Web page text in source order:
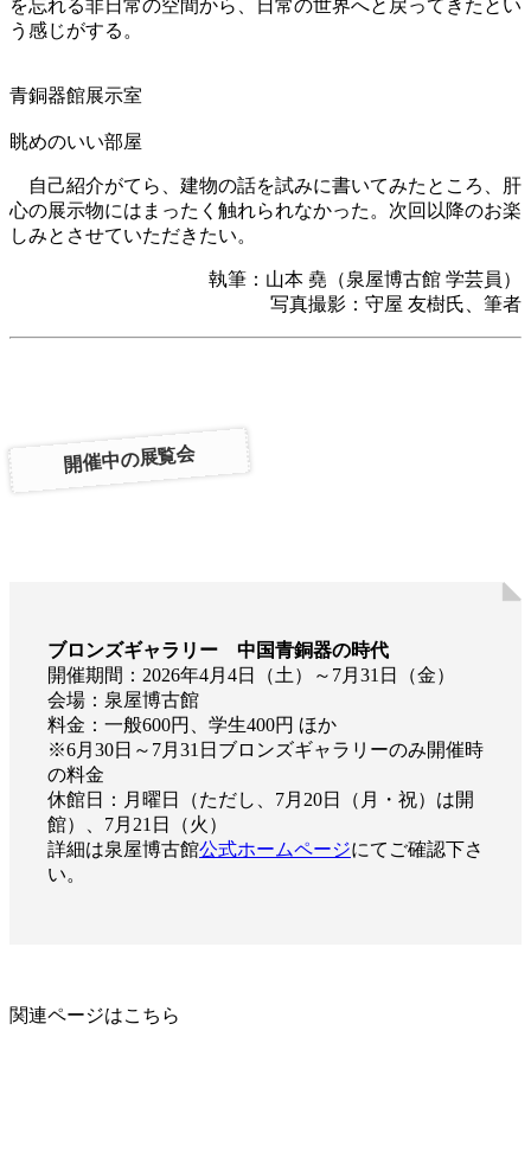
を忘れる非日常の空間から、日常の世界へと戻ってきたとい
う感じがする。
青銅器館展示室
眺めのいい部屋
自己紹介がてら、建物の話を試みに書いてみたところ、肝
心の展示物にはまったく触れられなかった。次回以降のお楽
しみとさせていただきたい。
執筆：山本 堯（泉屋博古館 学芸員）
写真撮影：守屋 友樹氏、筆者
開催中の展覧会
ブロンズギャラリー 中国青銅器の時代
開催期間：2026年4月4日（土）～7月31日（金）
会場：泉屋博古館
料金：一般600円、学生400円 ほか
※6月30日～7月31日ブロンズギャラリーのみ開催時
の料金
休館日：月曜日（ただし、7月20日（月・祝）は開
館）、7月21日（火）
詳細は泉屋博古館公式ホームページにてご確認下さ
い。
関連ページはこちら